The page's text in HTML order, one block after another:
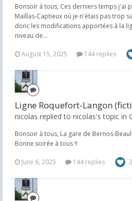
Bonsoir à tous, Ces derniers temps j'ai
Maillas-Captieux où je n'étais pas trop
donc les modifications apportées à la
niveau de...
August 15, 2025 144 replies
Ligne Roquefort-Langon
nicolas replied to nicolas's topic in
Bonsoir à tous, La gare de Bernos-
Bonne soirée à tous !!
June 6, 2025 144 replies